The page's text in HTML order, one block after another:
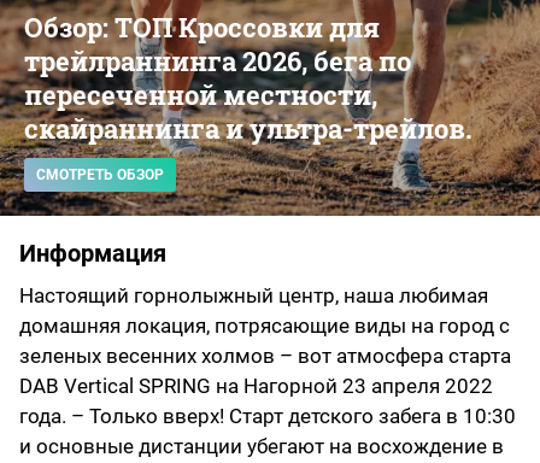
Обзор: ТОП Кроссовки для
трейлраннинга 2026, бега по
пересеченной местности,
скайраннинга и ультра-трейлов.
СМОТРЕТЬ ОБЗОР
Информация
Настоящий горнолыжный центр, наша любимая
домашняя локация, потрясающие виды на город с
зеленых весенних холмов – вот атмосфера старта
DAB Vertical SPRING на Нагорной 23 апреля 2022
года. – Только вверх! Старт детского забега в 10:30
и основные дистанции убегают на восхождение в